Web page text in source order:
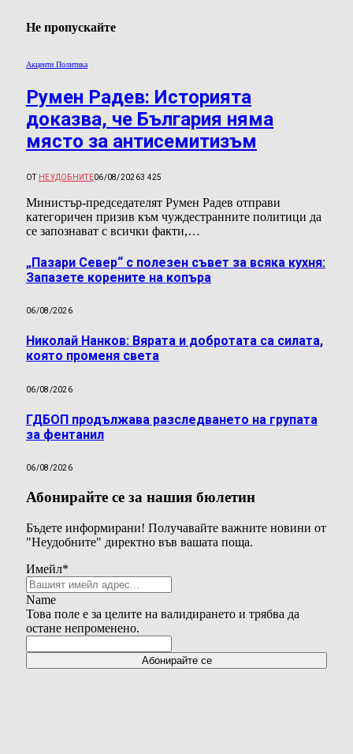
Не пропускайте
Акценти Политика
Румен Радев: Историята
доказва, че България няма
място за антисемитизъм
ОТ НЕУДОБНИТЕ06/08/20263 425
Министър-председателят Румен Радев отправи
категоричен призив към чуждестранните политици да
се запознават с всички факти,…
„Пазари Север“ с полезен съвет за всяка кухня:
Запазете корените на копъра
06/08/2026
Николай Нанков: Вярата и добротата са силата,
която променя света
06/08/2026
ГДБОП продължава разследването на групата
за фентанил
06/08/2026
Абонирайте се за нашия бюлетин
Бъдете информирани! Получавайте важните новини от
"Неудобните" директно във вашата поща.
Имейл*
Name
Това поле е за целите на валидирането и трябва да
остане непроменено.